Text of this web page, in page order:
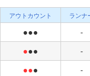
アウトカウント ランナ
●●● -
●●● -
●●● -